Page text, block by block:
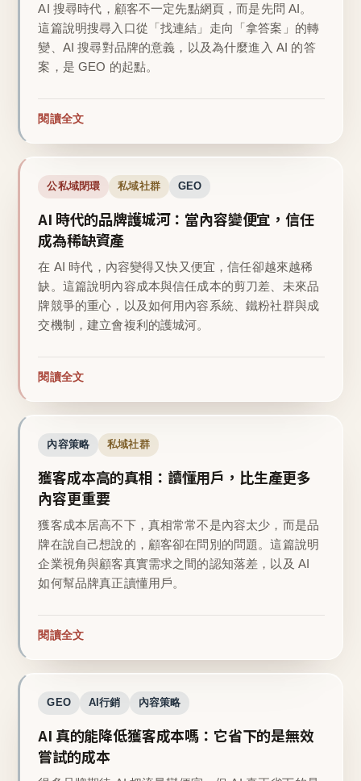
AI 搜尋時代，顧客不一定先點網頁，而是先問 AI。
這篇說明搜尋入口從「找連結」走向「拿答案」的轉
變、AI 搜尋對品牌的意義，以及為什麼進入 AI 的答
案，是 GEO 的起點。
閱讀全文
公私域閉環 私域社群 GEO
AI 時代的品牌護城河：當內容變便宜，信任
成為稀缺資產
在 AI 時代，內容變得又快又便宜，信任卻越來越稀
缺。這篇說明內容成本與信任成本的剪刀差、未來品
牌競爭的重心，以及如何用內容系統、鐵粉社群與成
交機制，建立會複利的護城河。
閱讀全文
內容策略 私域社群
獲客成本高的真相：讀懂用戶，比生產更多
內容更重要
獲客成本居高不下，真相常常不是內容太少，而是品
牌在說自己想說的，顧客卻在問別的問題。這篇說明
企業視角與顧客真實需求之間的認知落差，以及 AI
如何幫品牌真正讀懂用戶。
閱讀全文
GEO AI行銷 內容策略
AI 真的能降低獲客成本嗎：它省下的是無效
嘗試的成本